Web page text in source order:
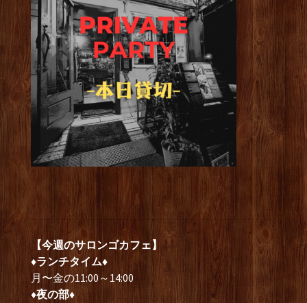
【今週のサロンゴカフェ】
♦ランチタイム♦
月〜金の11:00～14:00
♦夜の部♦